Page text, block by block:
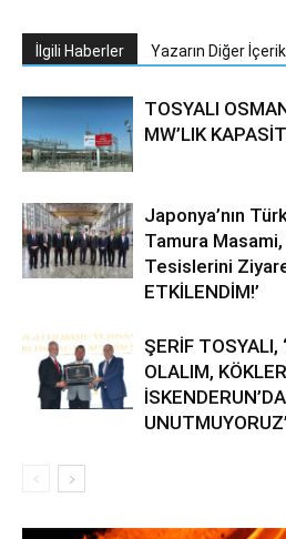
İlgili Haberler Yazarın Diğer
TOSYALI
MW’LIK
Japonya’nın
Tamura Masami,
Tesislerini
ETKİLENDİM!’
ŞERİF TOSYALI,
OLALIM,
UNUTMUYORUZ’